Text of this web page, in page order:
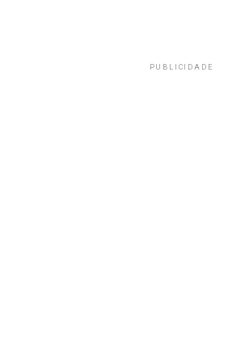
PUBLICIDADE